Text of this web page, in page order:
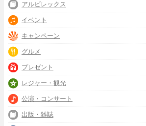
アルビレックス
イベント
キャンペーン
グルメ
プレゼント
レジャー・観光
公演・コンサート
出版・雑誌